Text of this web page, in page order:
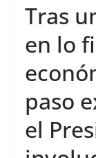
Tras
en lo
paso
el